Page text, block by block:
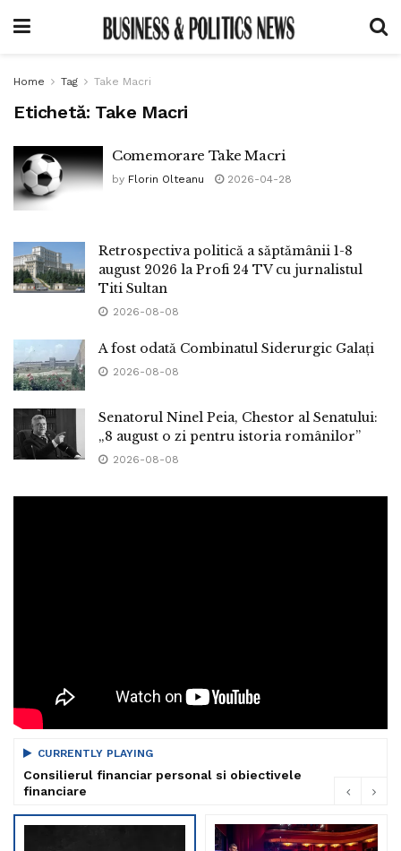
Home Tag Take Macri
Etichetă: Take Macri
Comemorare Take Macri
by Florin Olteanu 2026-04-28
Retrospectiva politică a săptămânii 1-8
august 2026 la Profi 24 TV cu jurnalistul
Titi Sultan
2026-08-08
A fost odată Combinatul Siderurgic Galați
2026-08-08
Senatorul Ninel Peia, Chestor al Senatului:
„8 august o zi pentru istoria românilor”
2026-08-08
CURRENTLY PLAYING
Consilierul financiar personal si obiectivele
financiare